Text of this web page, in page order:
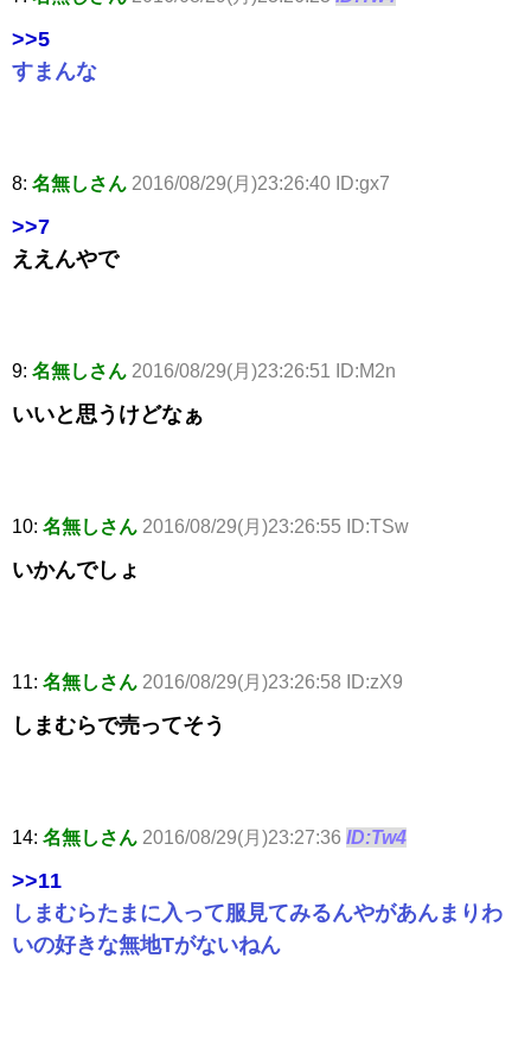
>>5
すまんな
8: 名無しさん 2016/08/29(月)23:26:40 ID:gx7
>>7
ええんやで
9: 名無しさん 2016/08/29(月)23:26:51 ID:M2n
いいと思うけどなぁ
10: 名無しさん 2016/08/29(月)23:26:55 ID:TSw
いかんでしょ
11: 名無しさん 2016/08/29(月)23:26:58 ID:zX9
しまむらで売ってそう
14: 名無しさん 2016/08/29(月)23:27:36 ID:Tw4
>>11
しまむらたまに入って服見てみるんやがあんまりわ
いの好きな無地Tがないねん